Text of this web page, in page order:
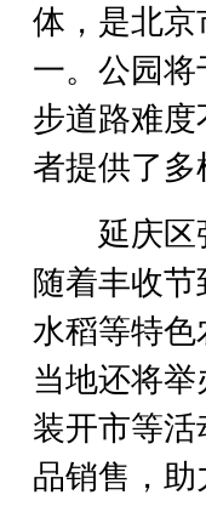
体，是北
一。公园
步道路难
者提供了多
延庆区张
随着丰收
水稻等特
当地还将
装开市等
品销售，助